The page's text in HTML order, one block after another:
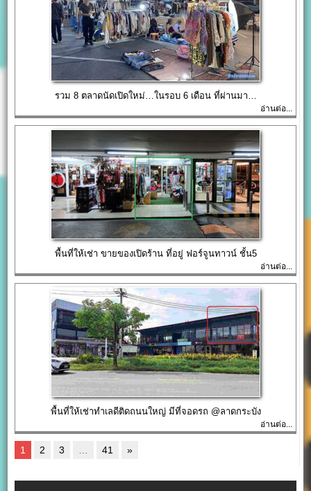
รวม 8 ตลาดนัดเปิดใหม่…ในรอบ 6 เดือน ที่ผ่านมา…
อ่านต่อ...
พื้นที่ให้เช่า ขายของเปิดร้าน ที่อยู่ ฟอร์จูนทาวน์ ชั้น5
อ่านต่อ...
พื้นที่ให้เช่าทำเลดีติดถนนใหญ่ มีที่จอดรถ @ลาดกระบัง
อ่านต่อ...
1 2 3 41 »